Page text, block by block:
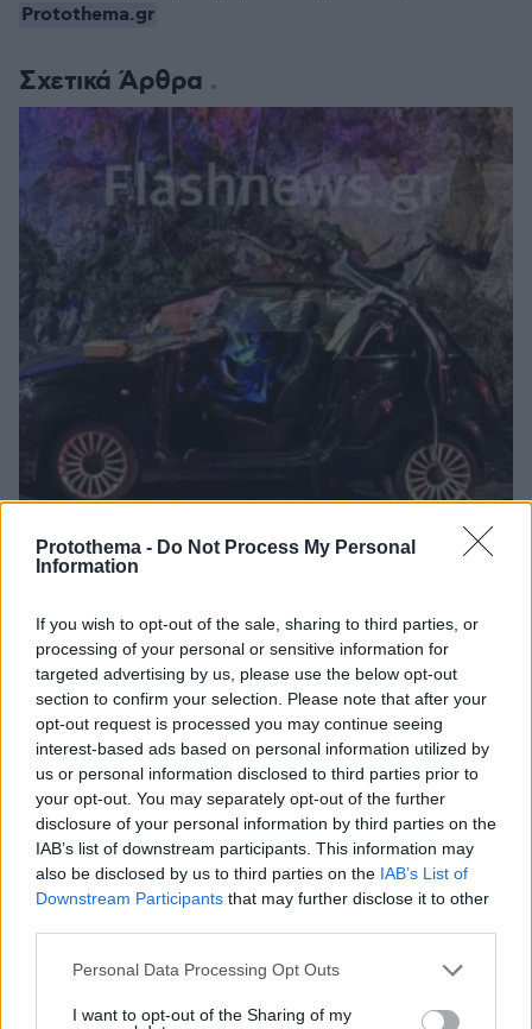
Protothema - Do Not Process My Personal
Information
If you wish to opt-out of the sale, sharing to third parties, or
processing of your personal or sensitive information for
targeted advertising by us, please use the below opt-out
section to confirm your selection. Please note that after your
opt-out request is processed you may continue seeing
interest-based ads based on personal information utilized by
us or personal information disclosed to third parties prior to
your opt-out. You may separately opt-out of the further
disclosure of your personal information by third parties on the
IAB’s list of downstream participants. This information may
also be disclosed by us to third parties on the IAB’s List of
Downstream Participants that may further disclose it to other
Please note that this website/app uses one or more Google
not limited to your visit or usage behaviour. You may click to
Personal Data Processing Opt Outs
I want to opt-out of the Sharing of my
Σχετικά Άρθρα
Θανατηφόρο τροχαίο τα ξημερώματα στα Χανιά -
Σκοτώθηκε μια γυναίκα 30 ετών
09.07.2025, 06:12
Thema Insights
Protothema.gr